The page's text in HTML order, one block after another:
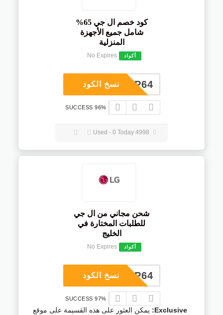
كود خصم ال جي 65%
شامل جميع الأجهزة
المنزلية
أكواد No Expires
COUP64نسخ الكود
96% SUCCESS
شحن مجاني من ال جي
للطلبات المختارة في
الخليج
أكواد No Expires
COUP64نسخ الكود
97% SUCCESS
Exclusive:
يمكن العثور على هذه القسيمة على موقع